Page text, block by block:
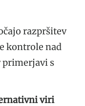
razpršitev
kontrole nad
s
viri